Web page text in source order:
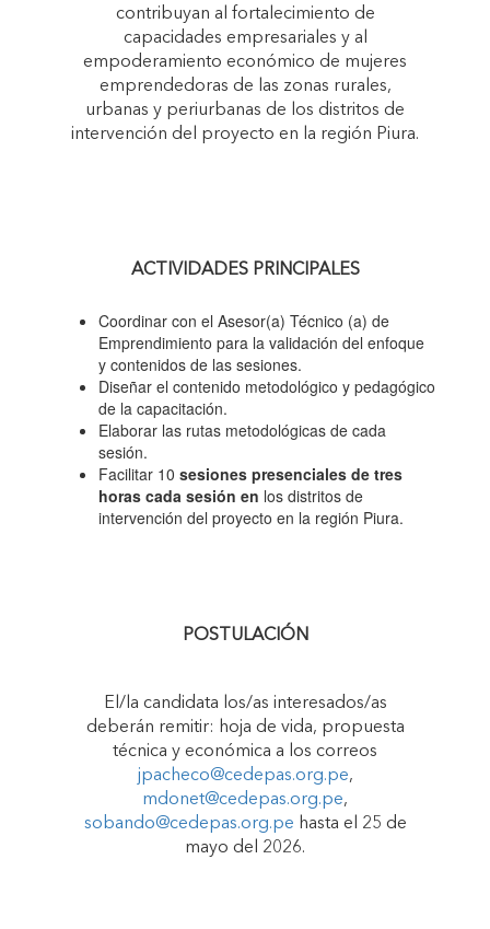
contribuyan al fortalecimiento de
capacidades empresariales y al
empoderamiento económico de mujeres
emprendedoras de las zonas rurales,
urbanas y periurbanas de los distritos de
intervención del proyecto en la región Piura.
ACTIVIDADES PRINCIPALES
Coordinar con el Asesor(a) Técnico (a) de
Emprendimiento para la validación del enfoque
y contenidos de las sesiones.
Diseñar el contenido metodológico y pedagógico
de la capacitación.
Elaborar las rutas metodológicas de cada
sesión.
Facilitar 10 sesiones presenciales de tres
horas cada sesión en los distritos de
intervención del proyecto en la región Piura.
POSTULACIÓN
El/la candidata los/as interesados/as
deberán remitir: hoja de vida, propuesta
técnica y económica a los correos
jpacheco@cedepas.org.pe,
mdonet@cedepas.org.pe,
sobando@cedepas.org.pe hasta el 25 de
mayo del 2026.